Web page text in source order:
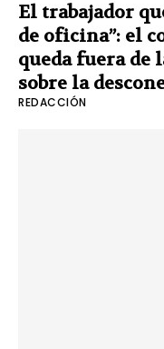
El trabajador
de oficina”: el
queda fuera
sobre la
REDACCIÓN